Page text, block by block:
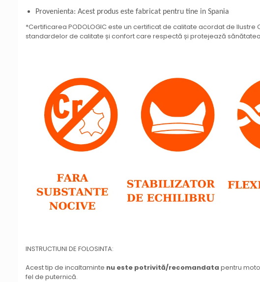
Provenienta: Acest produs este fabricat pentru tine in Spania
*Certificarea PODOLOGIC este un certificat de calitate acordat de
standardelor de calitate și confort care respectă și protejează
INSTRUCTIUNI DE FOLOSINTA:
Acest tip de incaltaminte nu este potrivită/recomandata pentru
fel de puternică.